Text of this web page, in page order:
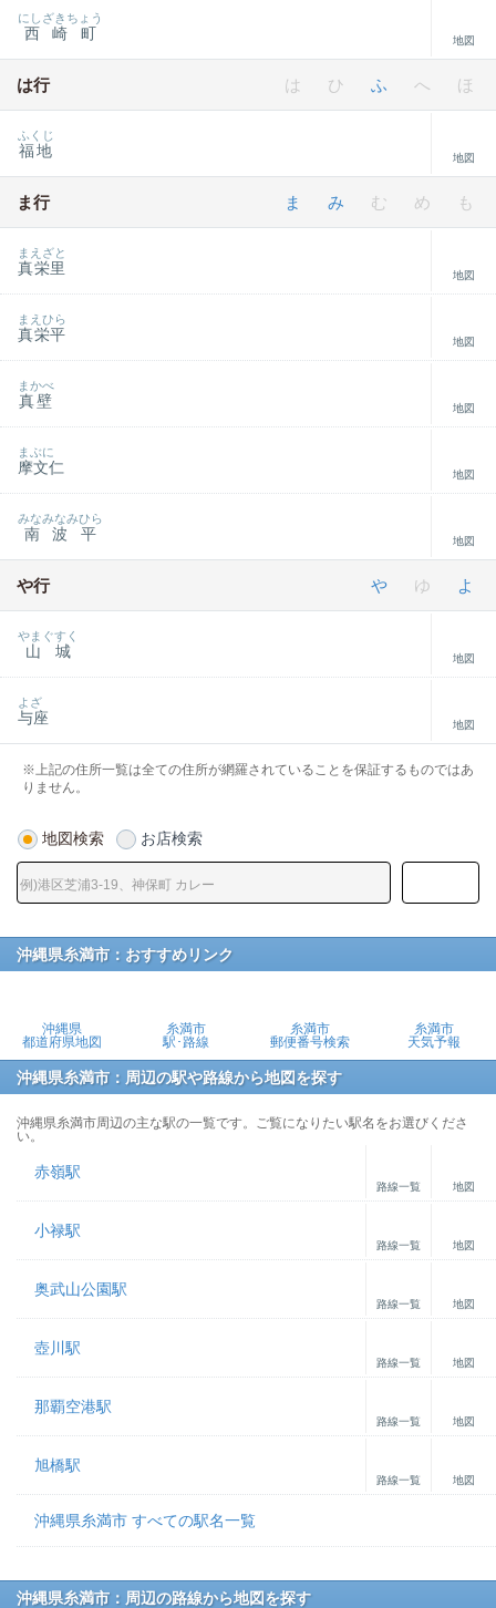
西崎町
にしざきちょう
地図
は行 は ひ ふ へ ほ
福地
ふくじ
地図
ま行 ま み む め も
真栄里
まえざと
地図
真栄平
まえひら
地図
真壁
まかべ
地図
摩文仁
まぶに
地図
南波平
みなみなみひら
地図
や行 や ゆ よ
山城
やまぐすく
地図
与座
よざ
地図
※上記の住所一覧は全ての住所が網羅されていることを保証するものではあ
りません。
地図検索 お店検索
沖縄県糸満市：おすすめリンク
沖縄県
都道府県地図
糸満市
駅･路線
糸満市
郵便番号検索
糸満市
天気予報
沖縄県糸満市：周辺の駅や路線から地図を探す
沖縄県糸満市周辺の主な駅の一覧です。ご覧になりたい駅名をお選びくださ
い。
赤嶺駅
路線一覧 地図
小禄駅
路線一覧 地図
奥武山公園駅
路線一覧 地図
壺川駅
路線一覧 地図
那覇空港駅
路線一覧 地図
旭橋駅
路線一覧 地図
沖縄県糸満市 すべての駅名一覧
沖縄県糸満市：周辺の路線から地図を探す